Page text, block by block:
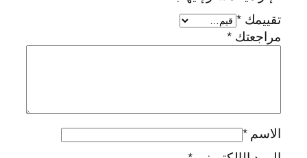
تقييمك *
مراجعتك *
الاسم*